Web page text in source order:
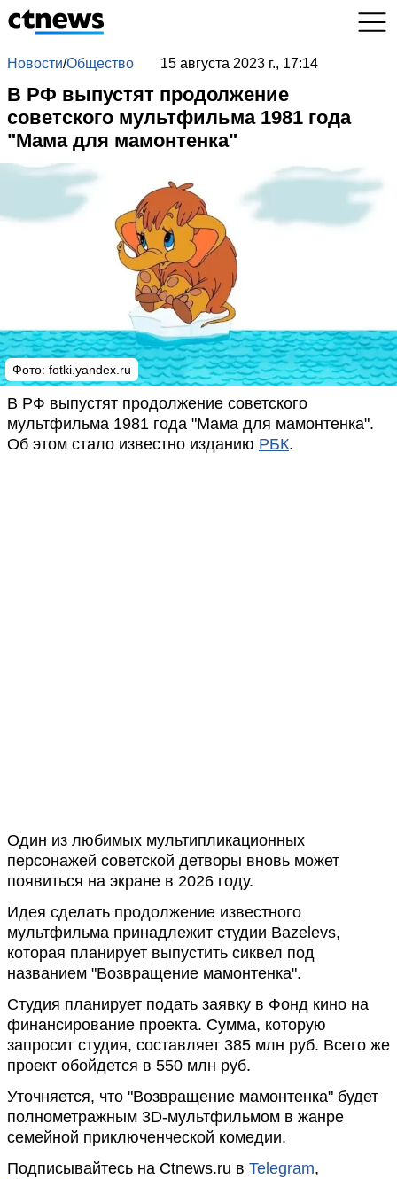
Новости/Общество 15 августа 2023 г., 17:14
В РФ выпустят продолжение
советского мультфильма 1981 года
"Мама для мамонтенка"
Фото: fotki.yandex.ru
В РФ выпустят продолжение советского
мультфильма 1981 года "Мама для мамонтенка".
Об этом стало известно изданию РБК.
Один из любимых мультипликационных
персонажей советской детворы вновь может
появиться на экране в 2026 году.
Идея сделать продолжение известного
мультфильма принадлежит студии Bazelevs,
которая планирует выпустить сиквел под
названием "Возвращение мамонтенка".
Студия планирует подать заявку в Фонд кино на
финансирование проекта. Сумма, которую
запросит студия, составляет 385 млн руб. Всего же
проект обойдется в 550 млн руб.
Уточняется, что "Возвращение мамонтенка" будет
полнометражным 3D-мультфильмом в жанре
семейной приключенческой комедии.
Подписывайтесь на Ctnews.ru в Telegram,